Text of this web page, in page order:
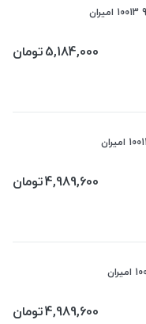
5,184,000تومان
4,989,600تومان
4,989,600تومان